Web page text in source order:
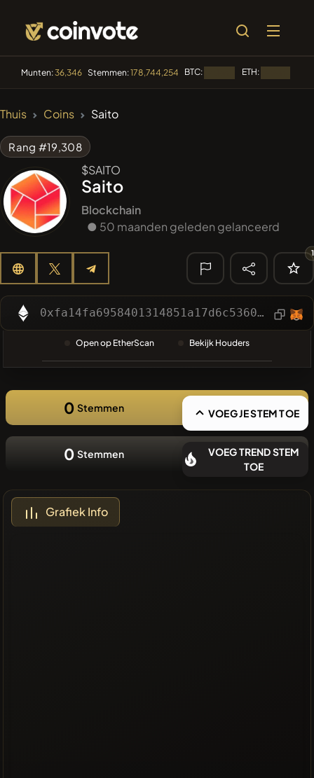
Munten:36,346 Stemmen:178,744,254 BTC: ETH:
LOVELY EGON LEGON
#1016
Sirtoken SIR
#2058
❌Geen
recente
munten
Thuis Coins Saito
Rang #19,308
$SAITO
Saito
Blockchain
● 50 maanden geleden gelanceerd
1
0xfa14fa6958401314851a17d6c5360ca29f74b57b
Open op EtherScan Bekijk Houders
0 Stemmen VOEG JE STEM TOE
0 Stemmen
VOEG TREND STEM
TOE
Grafiek Info